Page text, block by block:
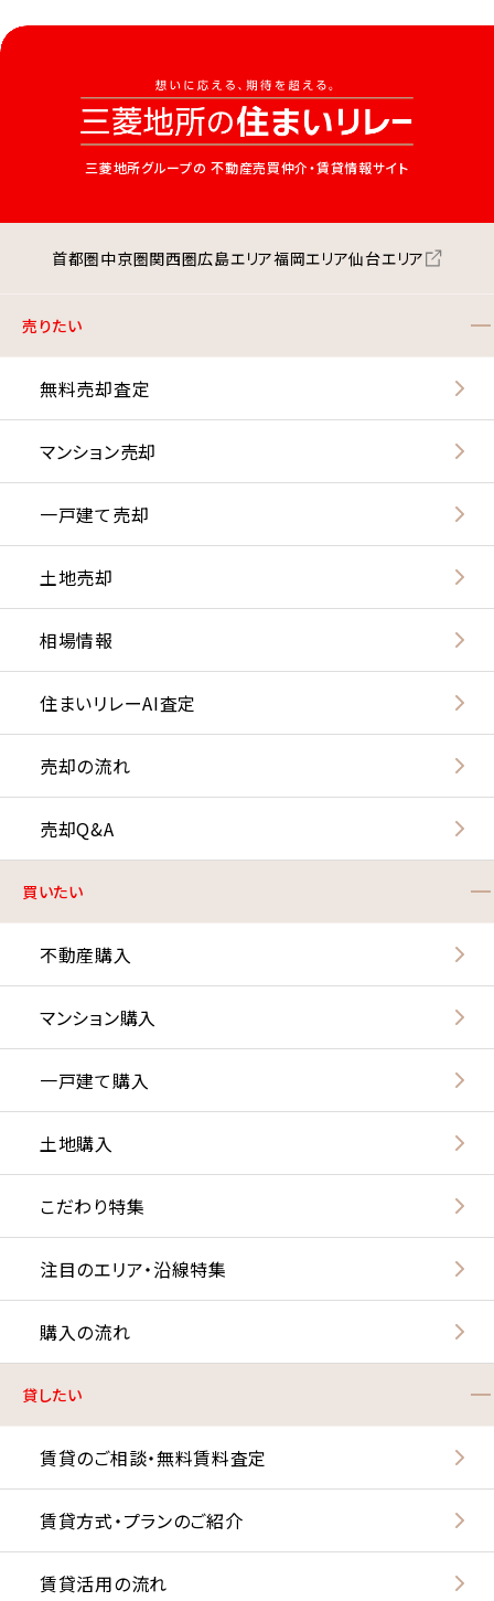
三菱地所グループの 不動産売買仲介・賃貸情報サイト
首都圏中京圏関西圏広島エリア福岡エリア仙台エリア
売りたい
無料売却査定
マンション売却
一戸建て売却
土地売却
相場情報
住まいリレーAI査定
売却の流れ
売却Q&A
買いたい
不動産購入
マンション購入
一戸建て購入
土地購入
こだわり特集
注目のエリア・沿線特集
購入の流れ
貸したい
賃貸のご相談・無料賃料査定
賃貸方式・プランのご紹介
賃貸活用の流れ